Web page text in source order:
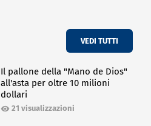
VEDI TUTTI
Il pallone della "Mano de Dios"
all'asta per oltre 10 milioni
dollari
21 visualizzazioni